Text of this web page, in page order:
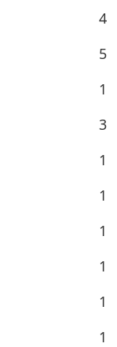
4
5
1
3
1
1
1
1
1
1